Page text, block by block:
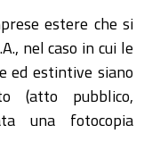
estere che si
nel caso in cui le
ed estintive siano
(atto pubblico,
una fotocopia